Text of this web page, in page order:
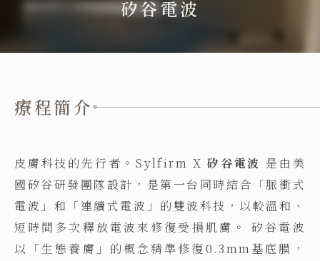
矽谷電波
療程簡介
皮膚科技的先行者。Sylfirm X 矽谷電波 是由美
國矽谷研發團隊設計，是第一台同時結合「脈衝式
電波」和「連續式電波」的雙波科技，以較溫和、
短時間多次釋放電波來修復受損肌膚。 矽谷電波
以「生態養膚」的概念精準修復0.3mm基底膜，